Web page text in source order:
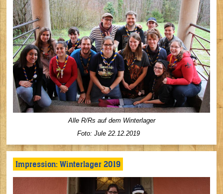
Alle R/Rs auf dem Winterlager
Foto: Jule 22.12.2019
Impression: Winterlager 2019